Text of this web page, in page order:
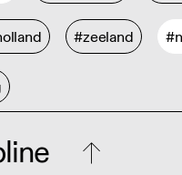
#zeeland